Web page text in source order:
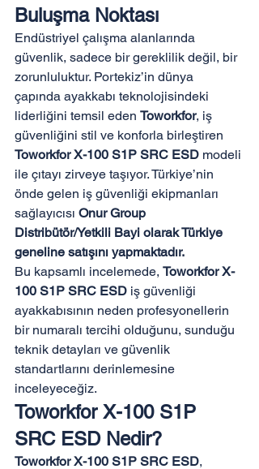
Buluşma Noktası
Endüstriyel çalışma alanlarında
güvenlik, sadece bir gereklilik değil, bir
zorunluluktur. Portekiz’in dünya
çapında ayakkabı teknolojisindeki
liderliğini temsil eden Toworkfor, iş
güvenliğini stil ve konforla birleştiren
Toworkfor X-100 S1P SRC ESD modeli
ile çıtayı zirveye taşıyor. Türkiye’nin
önde gelen iş güvenliği ekipmanları
sağlayıcısı Onur Group
Distribütör/Yetkili Bayi olarak Türkiye
geneline satışını yapmaktadır.
Bu kapsamlı incelemede, Toworkfor X-
100 S1P SRC ESD iş güvenliği
ayakkabısının neden profesyonellerin
bir numaralı tercihi olduğunu, sunduğu
teknik detayları ve güvenlik
standartlarını derinlemesine
inceleyeceğiz.
Toworkfor X-100 S1P
SRC ESD Nedir?
Toworkfor X-100 S1P SRC ESD,